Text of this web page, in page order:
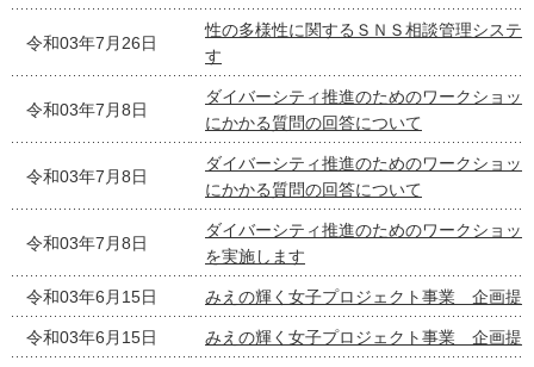
令和03年7月26日
性の多様性に関するＳＮＳ相談管理システ
す
令和03年7月8日
ダイバーシティ推進のためのワークショ
にかかる質問の回答について
令和03年7月8日
ダイバーシティ推進のためのワークショ
にかかる質問の回答について
令和03年7月8日
ダイバーシティ推進のためのワークショ
を実施します
令和03年6月15日 みえの輝く女子プロジェクト事業 企画提
令和03年6月15日 みえの輝く女子プロジェクト事業 企画提